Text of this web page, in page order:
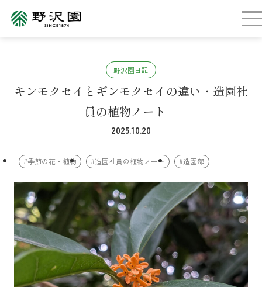
野沢園日記
キンモクセイとギンモクセイの違い・造園社
員の植物ノート
2025.10.20
#季節の花・植物 #造園社員の植物ノート #造園部